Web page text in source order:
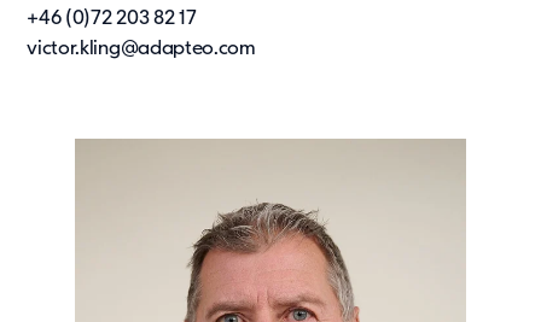
+46 (0)72 203 82 17
victor.kling@adapteo.com